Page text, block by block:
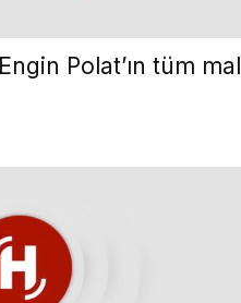
Polat’ın tüm mal